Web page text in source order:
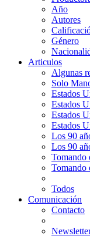
Año
Autores
Género
Articulos
Algunas
Solo
Estados
Estados
Estados
Estados
Los 90
Los 90
Tomando
Tomando
Todos
Comunicación
Contacto